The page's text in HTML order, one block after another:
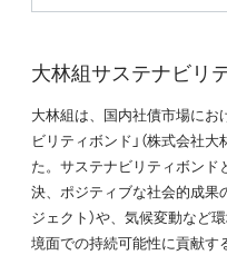
大林組サステナビリ
大林組は、国内社債市場にお
ビリティボンド」（株式会社
た。サステナビリティボン
決、ポジティブな社会的成果
ジェクト）や、気候変動など
境面での持続可能性に貢献す